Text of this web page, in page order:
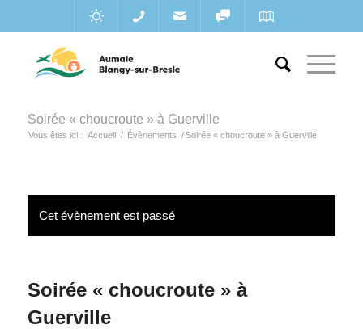
Soirée « choucroute » à Guerville
Vous êtes ici : Accueil / Évènements / Soirée « choucroute » à Guerville
Cet évènement est passé
Soirée « choucroute » à
Guerville